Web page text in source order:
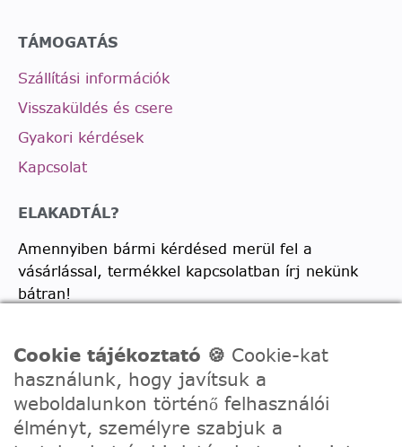
TÁMOGATÁS
Szállítási információk
Visszaküldés és csere
Gyakori kérdések
Kapcsolat
ELAKADTÁL?
Amennyiben bármi kérdésed merül fel a
vásárlással, termékkel kapcsolatban írj nekünk
bátran!
Ügyfélszolgálati e-mail: hello@festede.hu
Egyedi képes számfestőkkel kapcsolatban:
egyedi@festede.hu
Cookie tájékoztató 🍪 Cookie-kat
használunk, hogy javítsuk a
weboldalunkon történő felhasználói
élményt, személyre szabjuk a